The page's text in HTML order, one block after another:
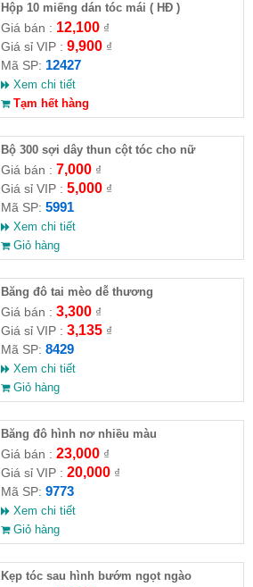
Hộp 10 miếng dán tóc mái ( HĐ )
Giá bán : 12,100₫
Giá sỉ VIP : 9,900₫
Mã SP: 12427
Xem chi tiết
Tạm hết hàng
Bộ 300 sợi dây thun cột tóc cho nữ
Giá bán : 7,000₫
Giá sỉ VIP : 5,000₫
Mã SP: 5991
Xem chi tiết
Giỏ hàng
Băng đô tai mèo dễ thương
Giá bán : 3,300₫
Giá sỉ VIP : 3,135₫
Mã SP: 8429
Xem chi tiết
Giỏ hàng
Băng đô hình nơ nhiều màu
Giá bán : 23,000₫
Giá sỉ VIP : 20,000₫
Mã SP: 9773
Xem chi tiết
Giỏ hàng
Kẹp tóc sau hình bướm ngọt ngào